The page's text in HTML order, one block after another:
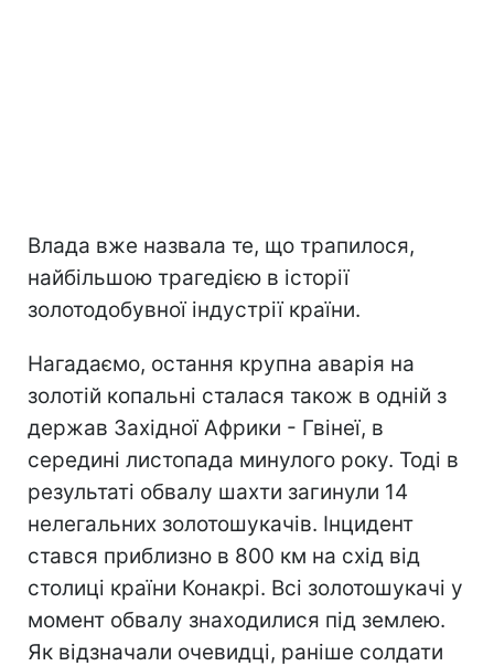
Влада вже назвала те, що трапилося,
найбільшою трагедією в історії
золотодобувної індустрії країни.
Нагадаємо, остання крупна аварія на
золотій копальні сталася також в одній з
держав Західної Африки - Гвінеї, в
середині листопада минулого року. Тоді в
результаті обвалу шахти загинули 14
нелегальних золотошукачів. Інцидент
стався приблизно в 800 км на схід від
столиці країни Конакрі. Всі золотошукачі у
момент обвалу знаходилися під землею.
Як відзначали очевидці, раніше солдати